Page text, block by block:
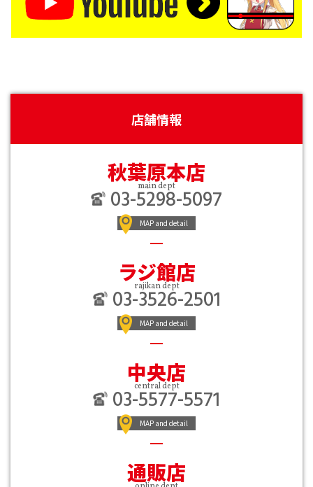
店舗情報
秋葉原本店
main dept
03-5298-5097
MAP and detail
ラジ館店
rajikan dept
03-3526-2501
MAP and detail
中央店
central dept
03-5577-5571
MAP and detail
通販店